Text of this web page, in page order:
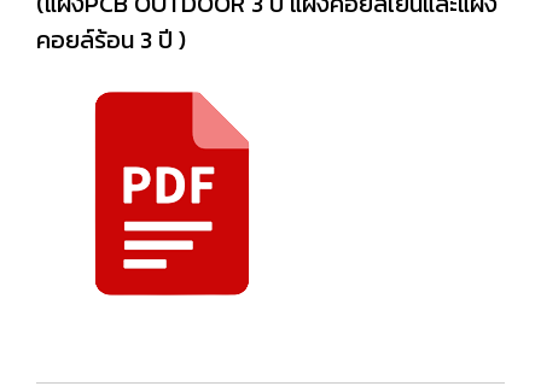
คอยล์ร้อน 3 ปี )